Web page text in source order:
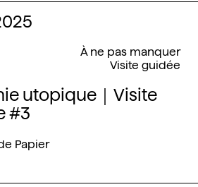
utopique｜Visite
#3
À ne pas manquer
Visite guidée
Papier